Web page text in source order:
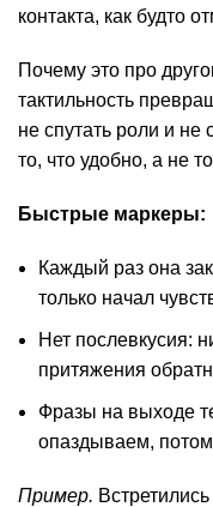
контакта, как будто
Почему это про
тактильность
не спутать роли и
то, что удобно, а не
Быстрые маркеры:
Каждый раз она
только начал
Нет послевкусия:
притяжения
Фразы на выходе
опаздываем,
Пример.